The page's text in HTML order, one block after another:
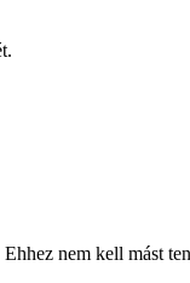
nem kell mást